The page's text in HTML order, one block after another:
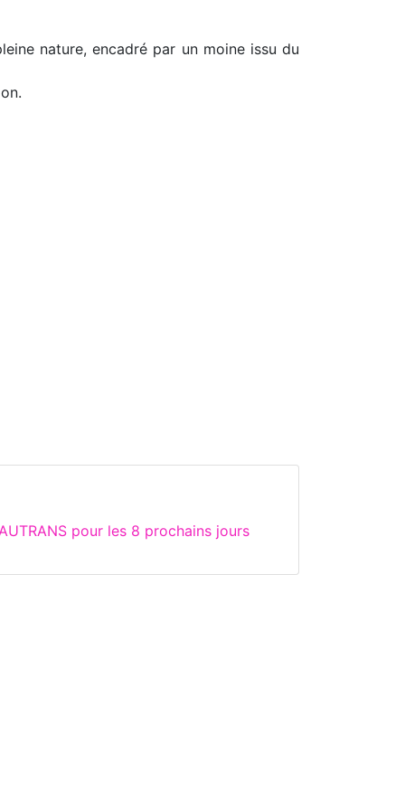
nature, encadré par un moine issu du
pour les 8 prochains jours